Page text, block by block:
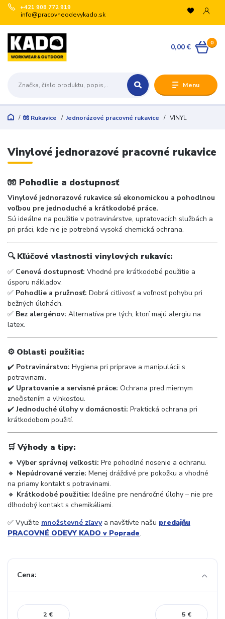
Menu
+421 908 772 919
info@pracovneodevykado.sk
0
0,00 €
🧤 Rukavice Jednorázové pracovné rukavice VINYL
Vinylové jednorazové pracovné rukavice
🧤 Pohodlie a dostupnosť
Vinylové jednorazové rukavice sú ekonomickou a pohodlnou
voľbou pre jednoduché a krátkodobé práce.
Sú ideálne na použitie v potravinárstve, upratovacích službách a
pri práci, kde nie je potrebná vysoká chemická ochrana.
🔍Kľúčové vlastnosti vinylových rukavíc:
✅ Cenová dostupnosť: Vhodné pre krátkodobé použitie a
úsporu nákladov.
✅ Pohodlie a pružnosť: Dobrá citlivosť a voľnosť pohybu pri
bežných úlohách.
✅ Bez alergénov: Alternatíva pre tých, ktorí majú alergiu na
latex.
⚙️ Oblasti použitia:
✔️ Potravinárstvo: Hygiena pri príprave a manipulácii s
potravinami.
✔️ Upratovanie a servisné práce: Ochrana pred miernym
znečistením a vlhkosťou.
✔️Jednoduché úlohy v domácnosti: Praktická ochrana pri
krátkodobom použití.
🛒Výhody a tipy:
🔸 Výber správnej veľkosti: Pre pohodlné nosenie a ochranu.
🔸 Nepúdrované verzie: Menej dráždivé pre pokožku a vhodné
na priamy kontakt s potravinami.
🔸 Krátkodobé použitie: Ideálne pre nenáročné úlohy – nie pre
dlhodobý kontakt s chemikáliami.
✅ Využite množstevné zľavya navštívte našu predajňu
PRACOVNÉ ODEVY KADO v Poprade.
Cena:
€ €